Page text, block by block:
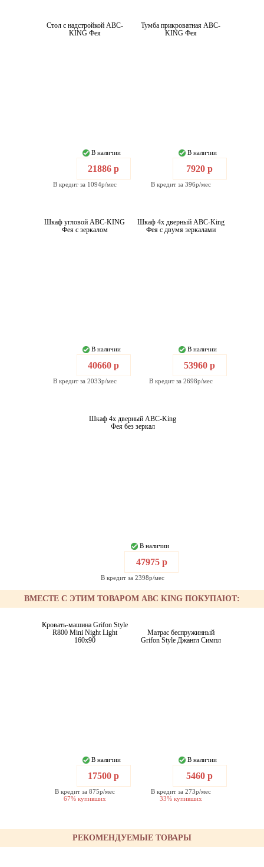
Стол с надстройкой ABC-
KING Фея
В наличии
21886 р
В кредит за 1094р/мес
Тумба прикроватная ABC-
KING Фея
В наличии
7920 р
В кредит за 396р/мес
Шкаф угловой ABC-KING
Фея с зеркалом
В наличии
40660 р
В кредит за 2033р/мес
Шкаф 4х дверный ABC-King
Фея с двумя зеркалами
В наличии
53960 р
В кредит за 2698р/мес
Шкаф 4х дверный ABC-King
Фея без зеркал
В наличии
47975 р
В кредит за 2398р/мес
ВМЕСТЕ С ЭТИМ ТОВАРОМ ABC KING ПОКУПАЮТ:
Кровать-машина Grifon Style
R800 Mini Night Light
160x90
В наличии
17500 р
В кредит за 875р/мес
67% купивших
Матрас беспружинный
Grifon Style Джангл Симпл
В наличии
5460 р
В кредит за 273р/мес
33% купивших
РЕКОМЕНДУЕМЫЕ ТОВАРЫ